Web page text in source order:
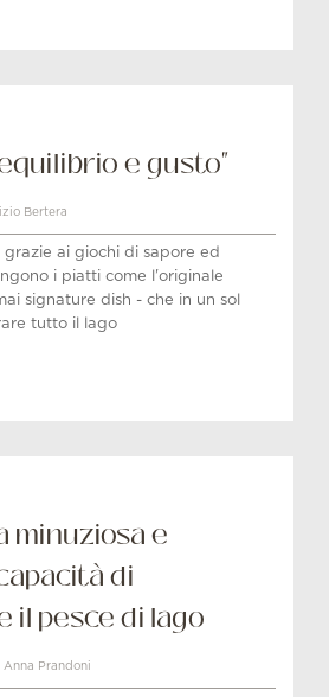
e gusto"
Bertera
ai giochi di sapore ed
i piatti come l'originale
signature dish - che in un sol
tutto il lago
minuziosa e
di
pesce di lago
Anna Prandoni